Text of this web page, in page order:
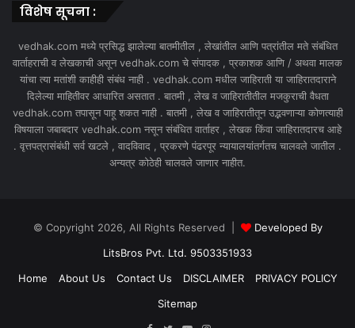
विशेष सूचना :
vedhak.com मध्ये प्रसिद्ध झालेल्या बातमीतील , लेखांतील आणि पत्रांतील मते संबंधित
वार्ताहराची व लेखकाची असून vedhak.com चे संपादक , प्रकाशक आणि / अथवा मालक
यांचा त्या मतांशी काहीही संबंध नाही . vedhak.com मधील जाहिराती या जाहिरातदाराने
दिलेल्या माहितीवर आधारित असतात . बातमी , लेख व जाहिरातीतील मजकुराची वैधता
vedhak.com तपासून पाहू शकत नाही . बातमी , लेख व जाहिरातीतून उद्भवणाऱ्या कोणत्याही
विषयाला जबाबदार vedhak.com नसून संबंधित वार्ताहर , लेखक किंवा जाहिरातदारच आहे
. वृत्तपत्रासंबंधी सर्व खटले , वादविवाद , प्रकरणे पंढरपूर न्यायालयांतर्गतच चालवले जातील .
अन्यत्र कोठेही चालवले जाणार नाहीत.
© Copyright 2026, All Rights Reserved |
Developed By
LitsBros Pvt. Ltd. 9503351933
Home
About Us Contact Us DISCLAIMER
PRIVACY POLICY
Sitemap